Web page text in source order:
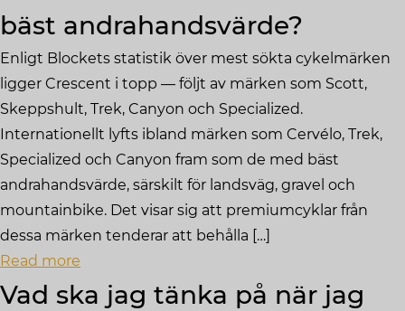
bäst andrahandsvärde?
Enligt Blockets statistik över mest sökta cykelmärken
ligger Crescent i topp — följt av märken som Scott,
Skeppshult, Trek, Canyon och Specialized.
Internationellt lyfts ibland märken som Cervélo, Trek,
Specialized och Canyon fram som de med bäst
andrahandsvärde, särskilt för landsväg, gravel och
mountainbike. Det visar sig att premiumcyklar från
dessa märken tenderar att behålla […]
Read more
Vad ska jag tänka på när jag